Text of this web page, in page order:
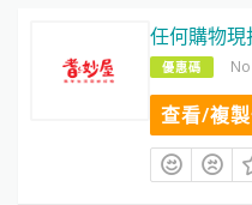
任何購物現
優惠碼
查看/複